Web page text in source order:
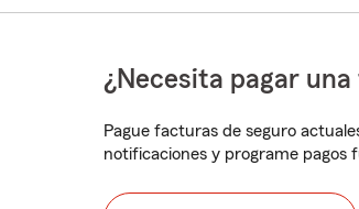
¿Necesita pagar
Pague facturas de seguro
notificaciones y programe pagos